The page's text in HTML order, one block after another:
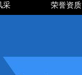
采 荣誉资质